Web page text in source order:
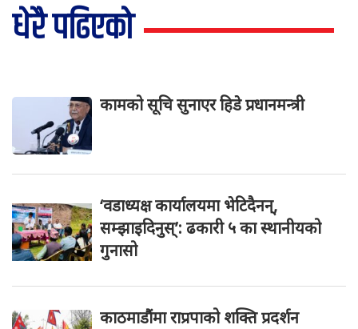
धेरै पढिएको
कामको सूचि सुनाएर हिडे प्रधानमन्त्री
‘वडाध्यक्ष कार्यालयमा भेटिदैनन्,
सम्झाइदिनुस्’: ढकारी ५ का स्थानीयको
गुनासो
काठमाडौंमा राप्रपाको शक्ति प्रदर्शन